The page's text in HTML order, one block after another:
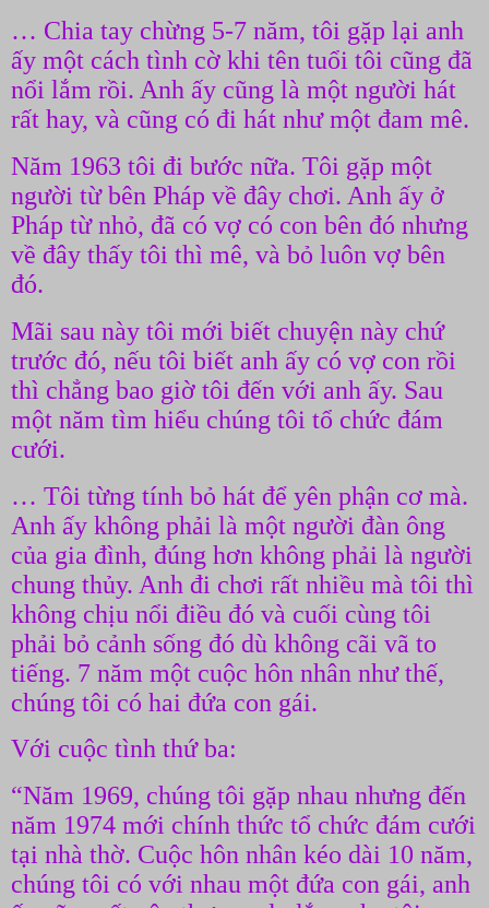
… Chia tay chừng 5-7 năm, tôi gặp lại anh
ấy một cách tình cờ khi tên tuổi tôi cũng đã
nổi lắm rồi. Anh ấy cũng là một người hát
rất hay, và cũng có đi hát như một đam mê.
Năm 1963 tôi đi bước nữa. Tôi gặp một
người từ bên Pháp về đây chơi. Anh ấy ở
Pháp từ nhỏ, đã có vợ có con bên đó nhưng
về đây thấy tôi thì mê, và bỏ luôn vợ bên
đó.
Mãi sau này tôi mới biết chuyện này chứ
trước đó, nếu tôi biết anh ấy có vợ con rồi
thì chẳng bao giờ tôi đến với anh ấy. Sau
một năm tìm hiểu chúng tôi tổ chức đám
cưới.
… Tôi từng tính bỏ hát để yên phận cơ mà.
Anh ấy không phải là một người đàn ông
của gia đình, đúng hơn không phải là người
chung thủy. Anh đi chơi rất nhiều mà tôi thì
không chịu nổi điều đó và cuối cùng tôi
phải bỏ cảnh sống đó dù không cãi vã to
tiếng. 7 năm một cuộc hôn nhân như thế,
chúng tôi có hai đứa con gái.
Với cuộc tình thứ ba:
“Năm 1969, chúng tôi gặp nhau nhưng đến
năm 1974 mới chính thức tổ chức đám cưới
tại nhà thờ. Cuộc hôn nhân kéo dài 10 năm,
chúng tôi có với nhau một đứa con gái, anh